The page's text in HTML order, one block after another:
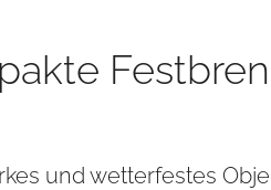
und wetterfestes